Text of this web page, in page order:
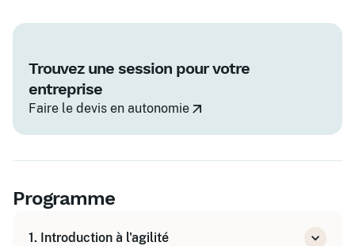
Trouvez une session pour votre
entreprise
Faire le devis en autonomie
Programme
1. Introduction à l'agilité